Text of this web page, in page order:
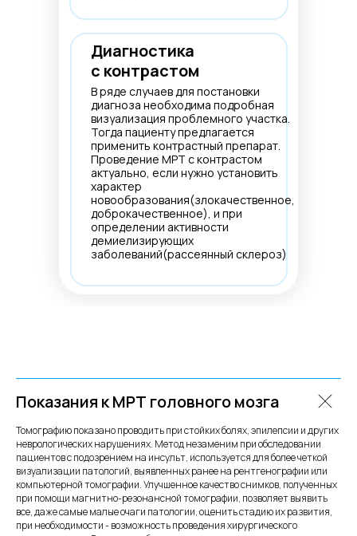
Диагностика
с контрастом
В ряде случаев для постановки
диагноза необходима подробная
визуализация проблемного участка.
Тогда пациенту предлагается
применить контрастный препарат.
Проведение МРТ с контрастом
актуально, если нужно установить
характер
новообразования(злокачественное,
доброкачественное), и при
определении активности
демиелизирующих
заболеваний(рассеянный склероз)
Показания к МРТ головного мозга
Томографию показано проводить при стойких болях, эпилепсии и других
неврологических нарушениях. Метод незаменим при обследовании
пациентов с подозрением на инсульт, используется для более четкой
визуализации патологий, выявленных ранее на рентгенографии или
компьютерной томографии. Улучшенное качество снимков, полученных
при помощи магнитно-резонансной томографии, позволяет выявить
все, даже самые малые очаги патологии, оценить стадию их развития,
при необходимости - возможность проведения хирургического